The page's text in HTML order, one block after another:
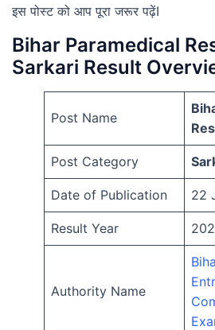
इस पोस्ट को आप पूरा जरूर पढ़ेंI
Bihar Paramedical
Sarkari Result
Post Name
Post Category
Date of Publication 22
Result Year
Authority Name